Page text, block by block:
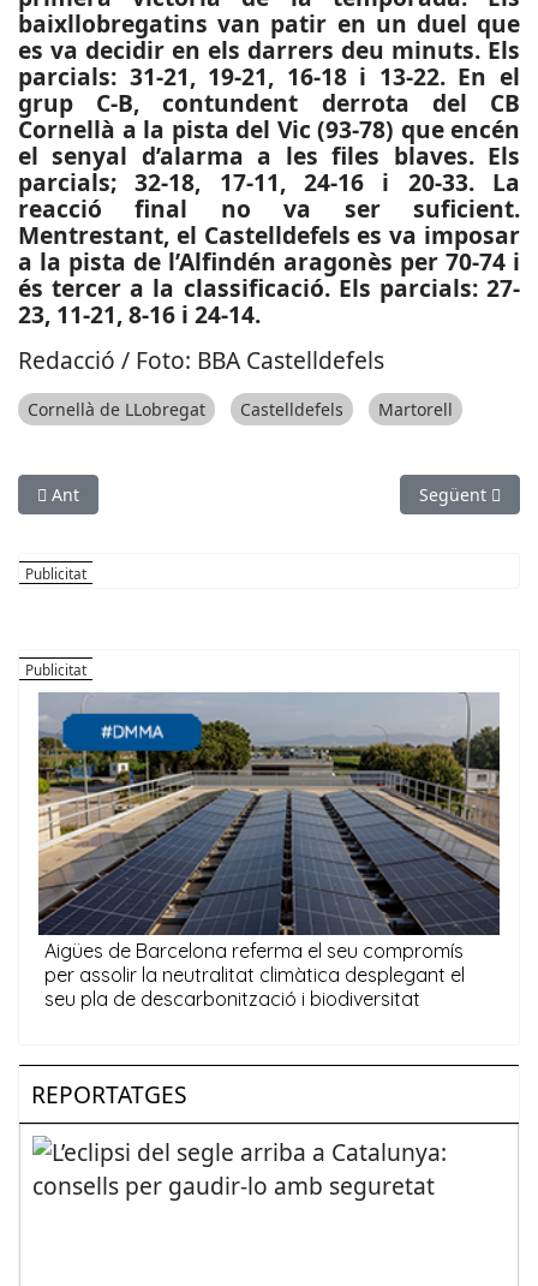
baixllobregatins van patir en un duel que
es va decidir en els darrers deu minuts. Els
parcials: 31-21, 19-21, 16-18 i 13-22. En el
grup C-B, contundent derrota del CB
Cornellà a la pista del Vic (93-78) que encén
el senyal d’alarma a les files blaves. Els
parcials; 32-18, 17-11, 24-16 i 20-33. La
reacció final no va ser suficient.
Mentrestant, el Castelldefels es va imposar
a la pista de l’Alfindén aragonès per 70-74 i
és tercer a la classificació. Els parcials: 27-
23, 11-21, 8-16 i 24-14.
Redacció / Foto: BBA Castelldefels
Cornellà de LLobregat Castelldefels Martorell
Article anterior: ESPORTS (MOTOR, CAMPIONAT DEL MÓN
Ant Article
Següent
REPORTATGES